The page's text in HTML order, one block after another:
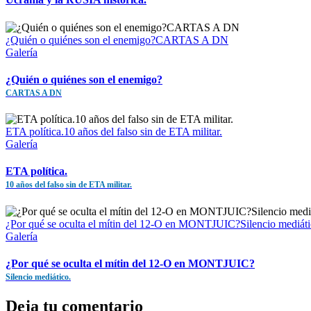
¿Quién o quiénes son el enemigo?CARTAS A DN
Galería
¿Quién o quiénes son el enemigo?
CARTAS A DN
ETA política.10 años del falso sin de ETA militar.
Galería
ETA política.
10 años del falso sin de ETA militar.
¿Por qué se oculta el mítin del 12-O en MONTJUIC?Silencio
Galería
¿Por qué se oculta el mítin del 12-O en MONTJUIC?
Silencio mediático.
Deja tu comentario